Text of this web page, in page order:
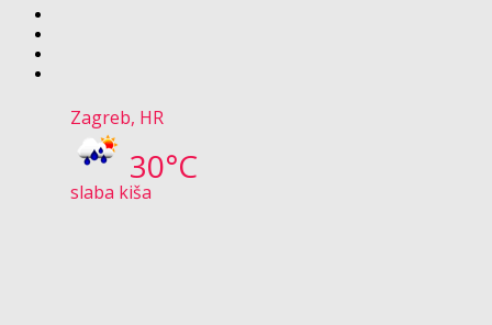
Zagreb, HR
30°C
slaba kiša